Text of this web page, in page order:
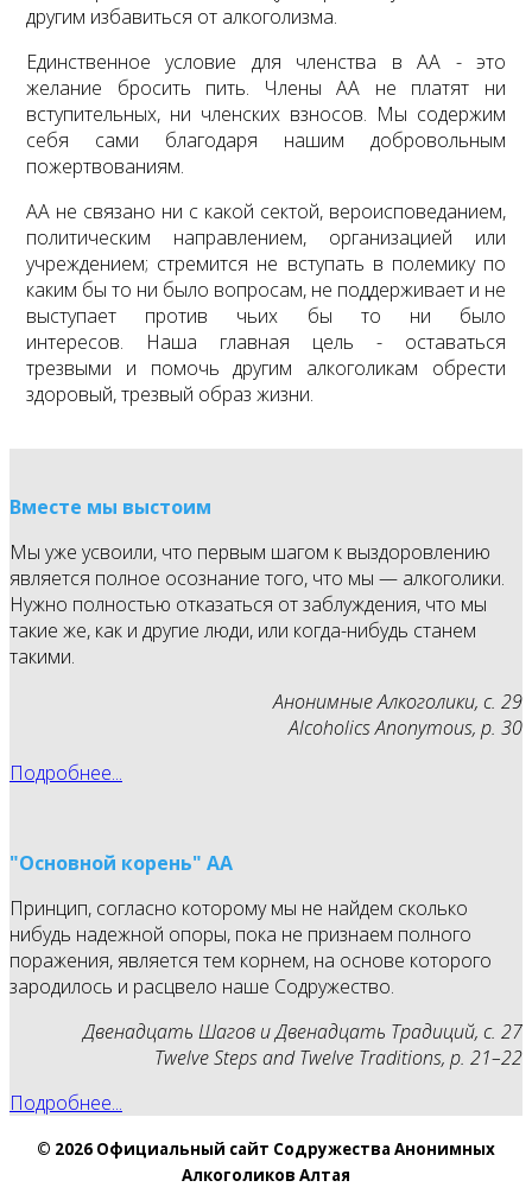
другим избавиться от алкоголизма.
Единственное условие для членства в АА - это
желание бросить пить. Члены АА не платят ни
вступительных, ни членских взносов. Мы содержим
себя сами благодаря нашим добровольным
пожертвованиям.
АА не связано ни с какой сектой, вероисповеданием,
политическим направлением, организацией или
учреждением; стремится не вступать в полемику по
каким бы то ни было вопросам, не поддерживает и не
выступает против чьих бы то ни было
интересов. Наша главная цель - оставаться
трезвыми и помочь другим алкоголикам обрести
здоровый, трезвый образ жизни.
Вместе мы выстоим
Мы уже усвоили, что первым шагом к выздоровлению
является полное осознание того, что мы — алкоголики.
Нужно полностью отказаться от заблуждения, что мы
такие же, как и другие люди, или когда-нибудь станем
такими.
Анонимные Алкоголики, с. 29
Alcoholics Anonymous, p. 30
Подробнее...
"Основной корень" АА
Принцип, согласно которому мы не найдем сколько
нибудь надежной опоры, пока не признаем полного
поражения, является тем корнем, на основе которого
зародилось и расцвело наше Содружество.
Двенадцать Шагов и Двенадцать Традиций, с. 27
Twelve Steps and Twelve Traditions, p. 21–22
Подробнее...
© 2026 Официальный сайт Содружества Анонимных
Алкоголиков Алтая